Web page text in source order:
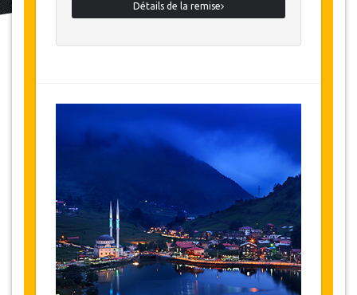
Détails de la remise